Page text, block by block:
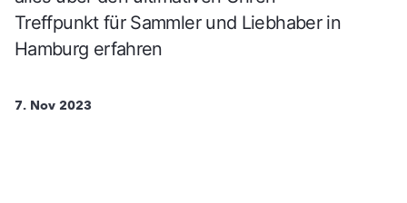
Treffpunkt für Sammler und Liebhaber in
Hamburg erfahren
7. Nov 2023